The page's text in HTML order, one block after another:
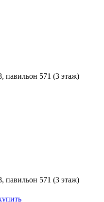
павильон 571 (3 этаж)
павильон 571 (3 этаж)